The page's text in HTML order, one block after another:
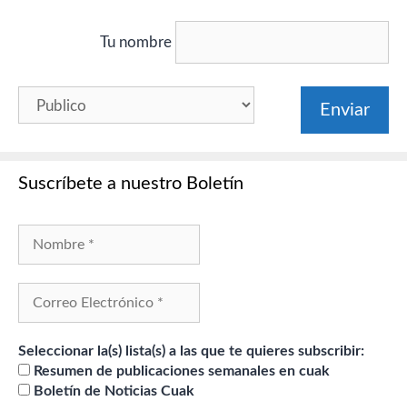
Tu nombre
Suscríbete a nuestro Boletín
Seleccionar la(s) lista(s) a las que te quieres subscribir:
Resumen de publicaciones semanales en cuak
Boletín de Noticias Cuak